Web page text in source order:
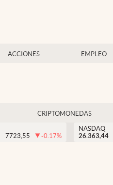
ACCIONES EMPLEO
CRIPTOMONEDAS
7723,55 -0.17%
NASDAQ
26.363,44